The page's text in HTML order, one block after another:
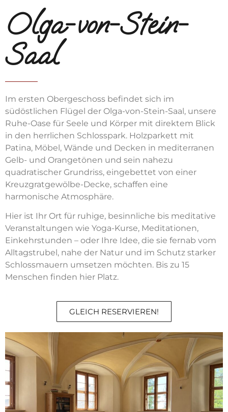
Olga-von-Stein-
Saal
Im ersten Obergeschoss befindet sich im
südöstlichen Flügel der Olga-von-Stein-Saal, unsere
Ruhe-Oase für Seele und Körper mit direktem Blick
in den herrlichen Schlosspark. Holzparkett mit
Patina, Möbel, Wände und Decken in mediterranen
Gelb- und Orangetönen und sein nahezu
quadratischer Grundriss, eingebettet von einer
Kreuzgratgewölbe-Decke, schaffen eine
harmonische Atmosphäre.
Hier ist Ihr Ort für ruhige, besinnliche bis meditative
Veranstaltungen wie Yoga-Kurse, Meditationen,
Einkehrstunden – oder Ihre Idee, die sie fernab vom
Alltagstrubel, nahe der Natur und im Schutz starker
Schlossmauern umsetzen möchten. Bis zu 15
Menschen finden hier Platz.
GLEICH RESERVIEREN!